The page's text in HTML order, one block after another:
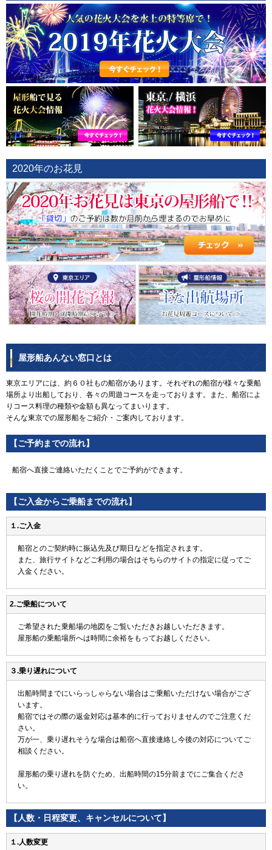
2020年のお花見
屋形船あんない窓口とは
東京エリアには、約６０社もの船宿があります。それぞれの船宿が様々な乗船
場所より出船しており、各々の周遊コースを走っております。また、船宿によ
りコース料理の種類や金額も異なってまいります。
そんな東京での屋形船をご紹介・ご案内しております。
【ご予約までの流れ】
船宿へ直接ご連絡いただくことでご予約ができます。
【ご入金からご乗船までの流れ】
１.ご入金
船宿とのご契約時に振込先及び期日などを指定されます。
また、旅行サイトなどご利用の場合はそちらのサイトの指定に従ってご
入金ください。
2.ご乗船について
ご希望された乗船場の地図をご覧いただきお越しいただきます。
屋形船の乗船場所へは時間に余裕をもってお越しください。
３.乗り遅れについて
出船時間までにいらっしゃらない場合はご乗船いただけない場合がござ
います。
船宿ではその際の返金対応は基本的に行っておりませんのでご注意くだ
さい。
万が一、乗り遅れそうな場合は船宿へ直接連絡し今後の対応についてご
相談ください。
屋形船の乗り遅れを防ぐため、出船時間の15分前までにご集合くださ
い。
【人数・日程変更、キャンセルについて】
１.人数変更